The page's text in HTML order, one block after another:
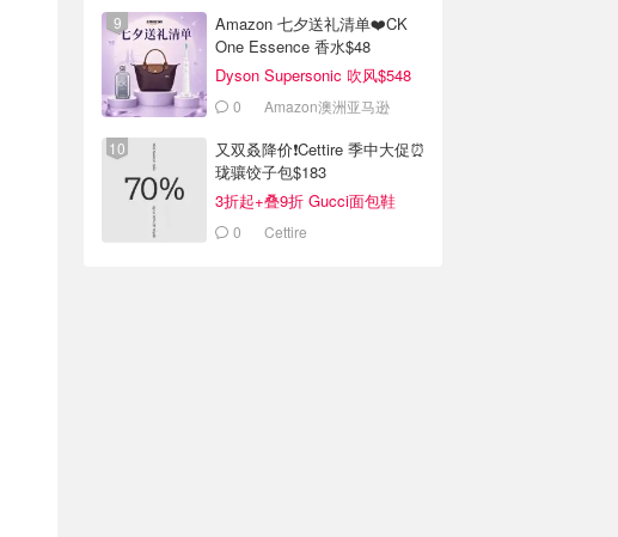
Amazon 七夕送礼清单❤️CK
One Essence 香水$48
Dyson Supersonic 吹风$548
0 Amazon澳洲亚马逊
又双叒降价❗️Cettire 季中大促⏰
珑骧饺子包$183
3折起+叠9折 Gucci面包鞋
$9910 Cettire